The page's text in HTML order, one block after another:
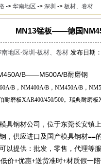
-> 华南地区 -> 深圳 -> 板材、卷材
MN13锰板——德国
南地区-深圳 -板材、卷材发布日期
B——M500A/B耐磨钢
B ， NM400A/B ， NM450A/B ，
耐磨板XAR400/450/500。瑞典耐磨板
具钢材公司，位于东莞长安镇
，供应进口及国产模具钢材==
以提供：批发，零售，代理等
价+优惠+送货准时+材质假一